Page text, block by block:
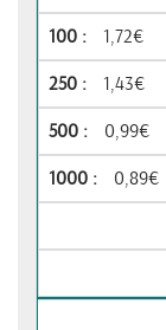
1,72€
1,43€
0,99€
0,89€